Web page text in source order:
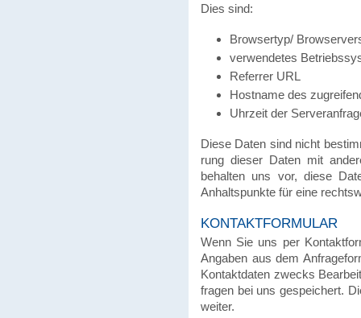
Dies sind:
Brow­ser­typ/
verwen­de­tes
Referrer URL
Hostname des
Uhrzeit der
Diese Daten sind nicht
rung dieser Daten mit
behalten uns vor, diese
Anhalts­punkte für eine
KONTAKT­FOR­MU­LAR
Wenn Sie uns per
Angaben aus dem
Kontakt­da­ten zwecks
fra­gen bei uns gespei­chert.
weiter.